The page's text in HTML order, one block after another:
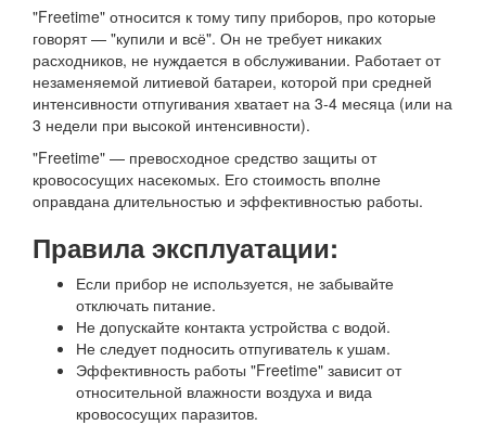
"Freetime" относится к тому типу приборов, про которые
говорят — "купили и всё". Он не требует никаких
расходников, не нуждается в обслуживании. Работает от
незаменяемой литиевой батареи, которой при средней
интенсивности отпугивания хватает на 3-4 месяца (или на
3 недели при высокой интенсивности).
"Freetime" — превосходное средство защиты от
кровососущих насекомых. Его стоимость вполне
оправдана длительностью и эффективностью работы.
Правила эксплуатации:
Если прибор не используется, не забывайте
отключать питание.
Не допускайте контакта устройства с водой.
Не следует подносить отпугиватель к ушам.
Эффективность работы "Freetime" зависит от
относительной влажности воздуха и вида
кровососущих паразитов.